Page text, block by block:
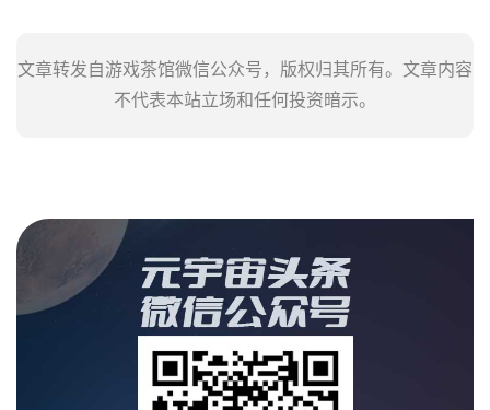
文章转发自游戏茶馆微信公众号，版权归其所有。文章内容
不代表本站立场和任何投资暗示。